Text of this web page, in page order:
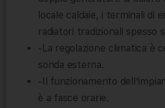
locale caldaie, i terminali di
radiatori tradizionali spesso
-La regolazione climatica è
sonda esterna.
-Il funzionamento
è a fasce orarie.